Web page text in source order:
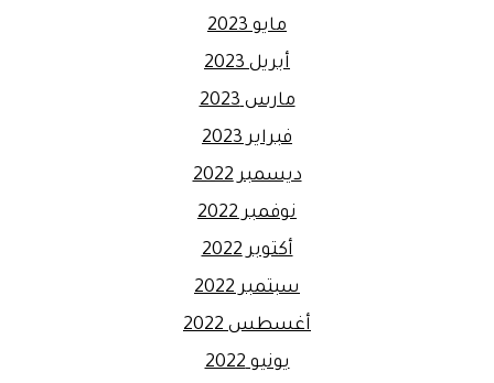
مايو 2023
أبريل 2023
مارس 2023
فبراير 2023
ديسمبر 2022
نوفمبر 2022
أكتوبر 2022
سبتمبر 2022
أغسطس 2022
يونيو 2022